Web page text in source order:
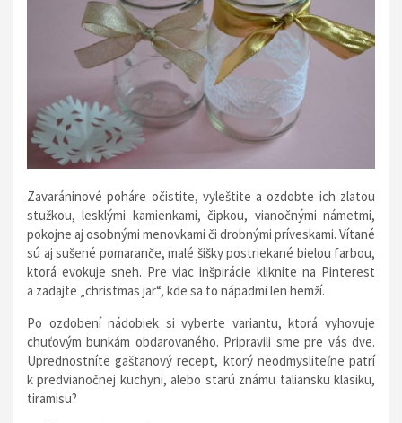
Zavaráninové poháre očistite, vyleštite a ozdobte ich zlatou
stužkou, lesklými kamienkami, čipkou, vianočnými námetmi,
pokojne aj osobnými menovkami či drobnými príveskami. Vítané
sú aj sušené pomaranče, malé šišky postriekané bielou farbou,
ktorá evokuje sneh. Pre viac inšpirácie kliknite na Pinterest
a zadajte „christmas jar“, kde sa to nápadmi len hemží.
Po ozdobení nádobiek si vyberte variantu, ktorá vyhovuje
chuťovým bunkám obdarovaného. Pripravili sme pre vás dve.
Uprednostníte gaštanový recept, ktorý neodmysliteľne patrí
k predvianočnej kuchyni, alebo starú známu taliansku klasiku,
tiramisu?